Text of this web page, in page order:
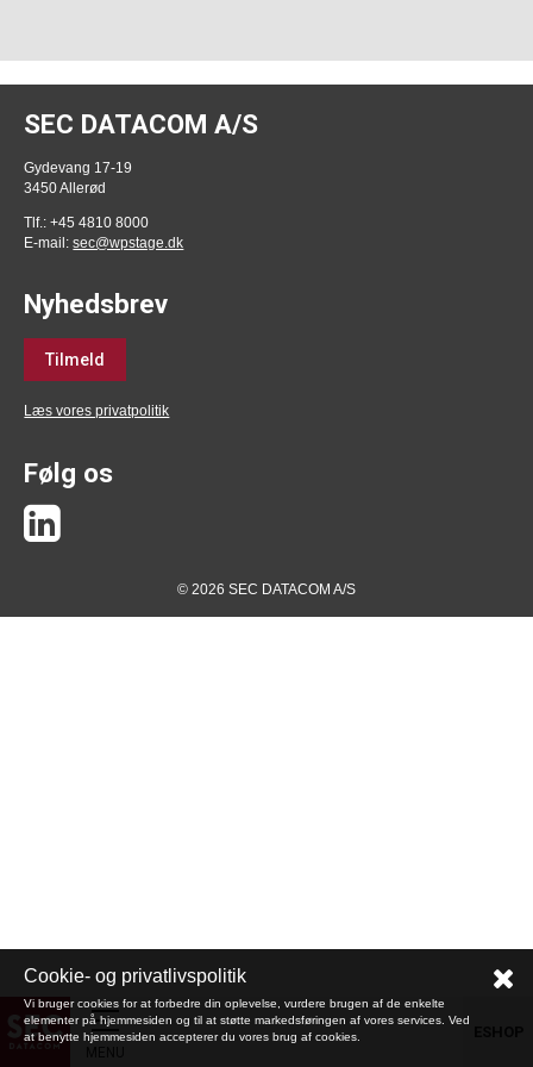
SEC DATACOM A/S
Gydevang 17-19
3450 Allerød
Tlf.: +45 4810 8000
E-mail:sec@wpstage.dk
Nyhedsbrev
Tilmeld
Læs vores privatpolitik
Følg os
© 2026 SEC DATACOM A/S
Cookie- og privatlivspolitik
Vi bruger cookies for at forbedre din oplevelse, vurdere brugen af de enkelte
elementer på hjemmesiden og til at støtte markedsføringen af vores services. Ved
at benytte hjemmesiden accepterer du vores brug af cookies.